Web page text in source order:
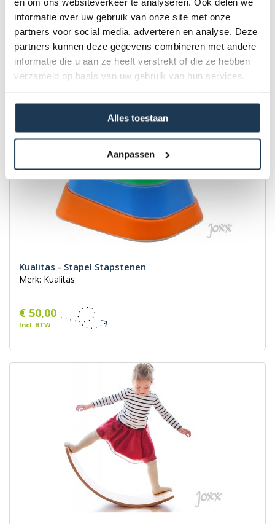
informatie over uw gebruik van onze site met onze
partners voor social media, adverteren en analyse. Deze
partners kunnen deze gegevens combineren met andere
informatie die u aan ze heeft verstrekt of die ze hebben
verzameld op basis van uw gebruik van hun services.
Alles toestaan
Aanpassen
Merk: Kualitas
€ 55,00
Incl. BTW
Kualitas - Stapel Stapstenen
Merk: Kualitas
€ 50,00
Incl. BTW